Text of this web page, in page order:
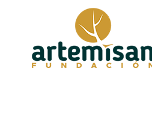
contenido